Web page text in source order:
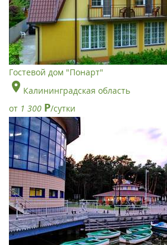
Гостевой дом "Понарт"
Калининградская область
от 1 300 Р/сутки